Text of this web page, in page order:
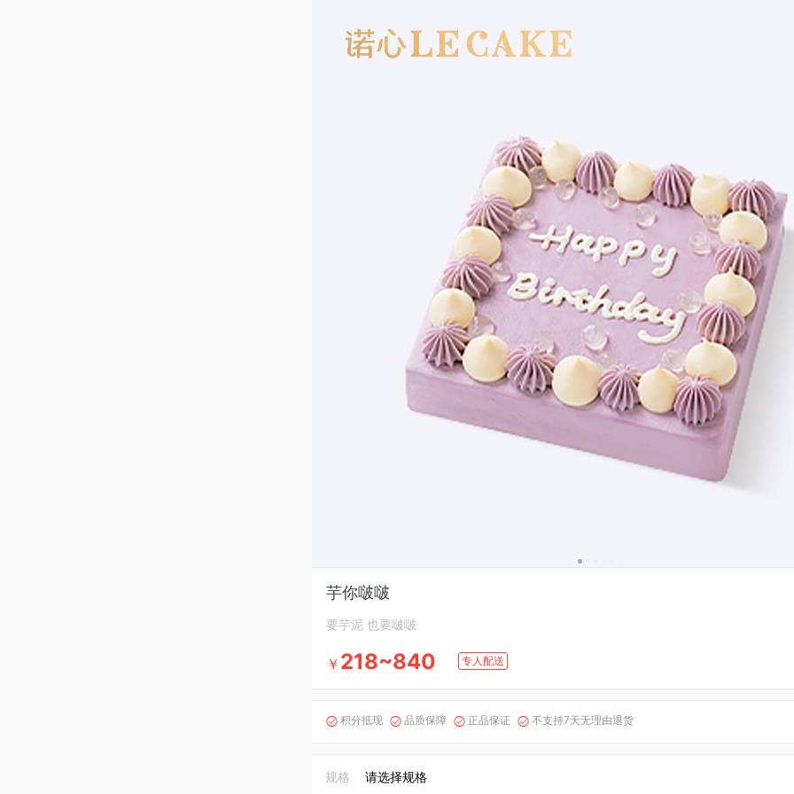
芋你啵啵
要芋泥 也要啵啵
￥ 218~840 专人配送
 积分抵现  品质保障  正品保证  不支持7天无理由退货
规格 请选择规格